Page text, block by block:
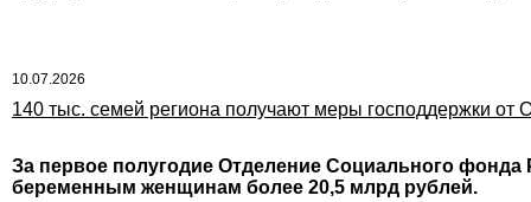
10.07.2026
140 тыс. семей региона получают меры господдержки от
За первое полугодие Отделение Социального
беременным женщинам более 20,5 млрд рублей.